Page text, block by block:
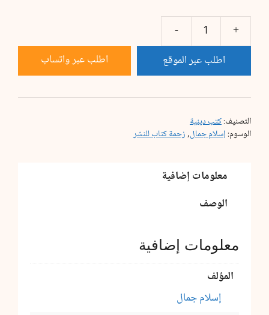
كمية
اطلب عبر الموقع اطلب عبر واتساب
التصنيف:كتب دينية
الوسوم: إسلام جمال,زحمة كتاب للنشر
معلومات إضافية
الوصف
معلومات إضافية
المؤلف
إسلام جمال